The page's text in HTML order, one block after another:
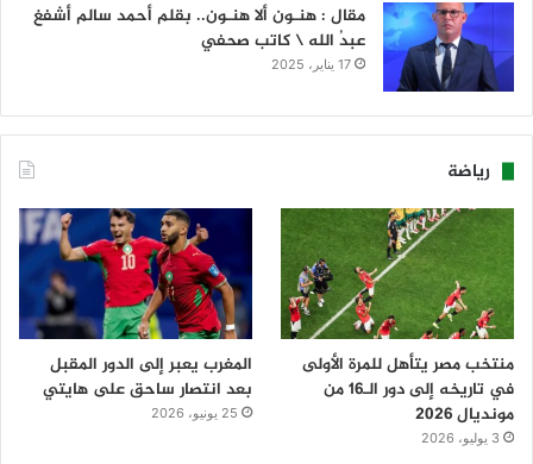
مقال : هنـون ألا هنـون.. بقلم أحمد سالم أشفغ
عبدُ الله \ كاتب صحفي
17 يناير، 2025
رياضة
منتخب مصر يتأهل للمرة الأولى
في تاريخه إلى دور الـ16 من
مونديال 2026
3 يوليو، 2026
المغرب يعبر إلى الدور المقبل
بعد انتصار ساحق على هايتي
25 يونيو، 2026